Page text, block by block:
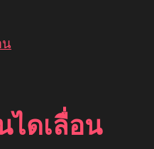
ไดเลื่อน